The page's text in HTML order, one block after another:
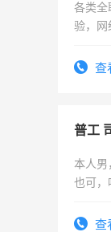
各类全
验，网
有高低
查
普工
本人男
也可，
查